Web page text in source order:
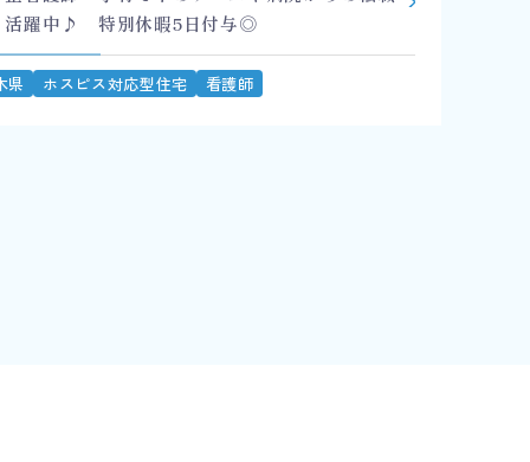
活躍中♪ 特別休暇5日付与◎
県 ホスピス対応型住宅 看護師